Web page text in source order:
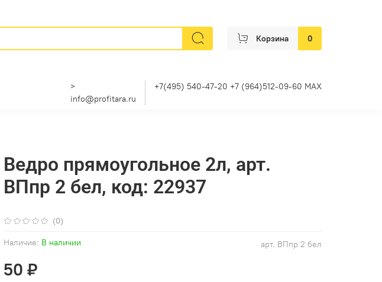
Корзина 0
>
info@profitara.ru
+7(495) 540-47-20 +7 (964)512-09-60 MAX
(0)
арт. ВПпр 2 бел
Наличие: В наличии
Ведро прямоугольное 2л, арт.
ВПпр 2 бел, код: 22937
50 ₽